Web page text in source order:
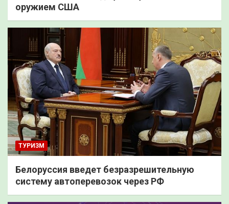
оружием США
ТУРИЗМ
Белоруссия введет безразрешительную
систему автоперевозок через РФ